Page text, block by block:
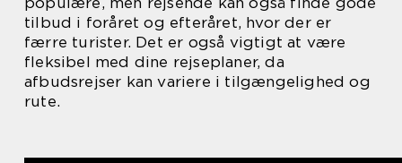
tilbud i foråret og efteråret, hvor der er
færre turister. Det er også vigtigt at være
fleksibel med dine rejseplaner, da
afbudsrejser kan variere i tilgængelighed og
rute.